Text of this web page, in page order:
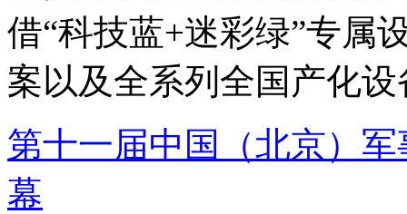
借“科技蓝+迷彩绿”专属
案以及全系列全国产化
第十一届中国（北京）
幕